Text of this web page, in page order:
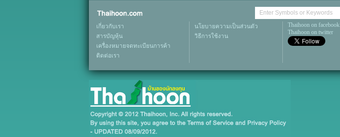
เกี่ยวกับเรา
สารบัญหุ้น
เครื่องหมายจดทะเบียนการค้า
ติดต่อเรา
นโยบายความเป็นส่วนตัว
วิธีการใช้งาน
Thaihoon on facebook
Thaihoon on twitter